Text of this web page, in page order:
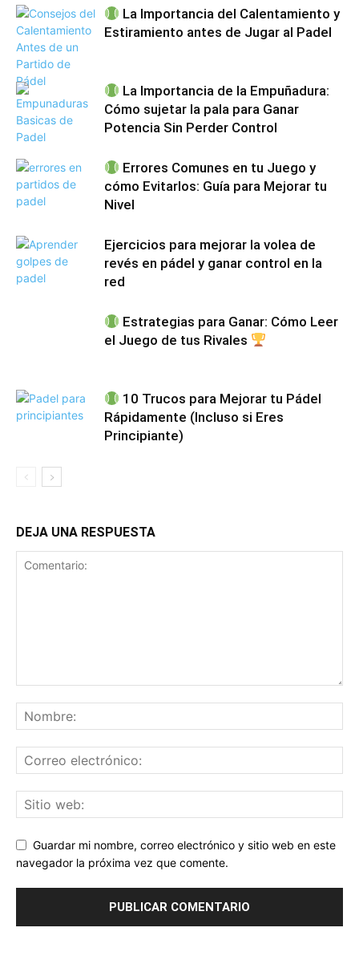
La Importancia del Calentamiento y
Estiramiento antes de Jugar al Padel
La Importancia de la Empuñadura:
Cómo sujetar la pala para Ganar
Potencia Sin Perder Control
Errores Comunes en tu Juego y
cómo Evitarlos: Guía para Mejorar tu
Nivel
Ejercicios para mejorar la volea de
revés en pádel y ganar control en la
red
Estrategias para Ganar: Cómo Leer
el Juego de tus Rivales
10 Trucos para Mejorar tu Pádel
Rápidamente (Incluso si Eres
Principiante)
DEJA UNA RESPUESTA
Guardar mi nombre, correo electrónico y sitio web en este
navegador la próxima vez que comente.